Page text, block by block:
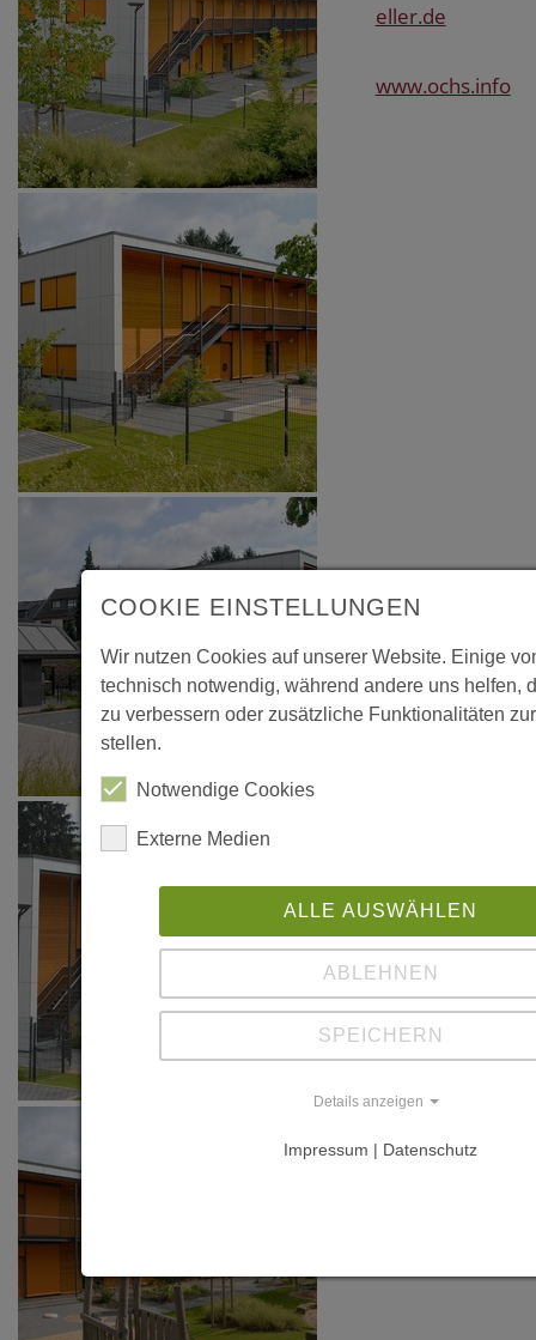
eller.de
www.ochs.info
COOKIE EINSTELLUNGEN
Wir nutzen Cookies auf unserer Website. Einige
technisch notwendig, während andere uns helfen,
zu verbessern oder zusätzliche Funktionalitäten
stellen.
Notwendige Cookies
Externe Medien
ALLE AUSWÄHLEN
ABLEHNEN
SPEICHERN
Details anzeigen
Impressum | Datenschutz